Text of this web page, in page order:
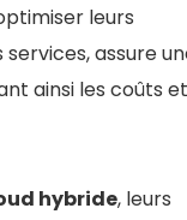
leurs
assure
ainsi les coûts et
hybride, leurs